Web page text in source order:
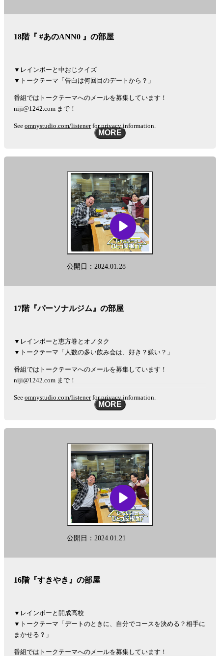
18階『 #あのANN0 』の部屋
▼レインボーと中おじクイズ
▼トークテーマ「告白は何回目のデートから？」
番組ではトークテーマへのメールを募集しています！
niji@1242.com まで！
See omnystudio.com/listenerfor privacy information.
MORE
公開日：2024.01.28
17階『パーソナルジム』の部屋
▼レインボーと恵方巻とオノタク
▼トークテーマ「人数の多い飲み会は、好き？嫌い？」
番組ではトークテーマへのメールを募集しています！
niji@1242.com まで！
See omnystudio.com/listenerfor privacy information.
MORE
公開日：2024.01.21
16階『すきやき』の部屋
▼レインボーと開成高校
▼トークテーマ「デートのときに、自分でコースを決める？相手に
まかせる？」
番組ではトークテーマへのメールを募集しています！